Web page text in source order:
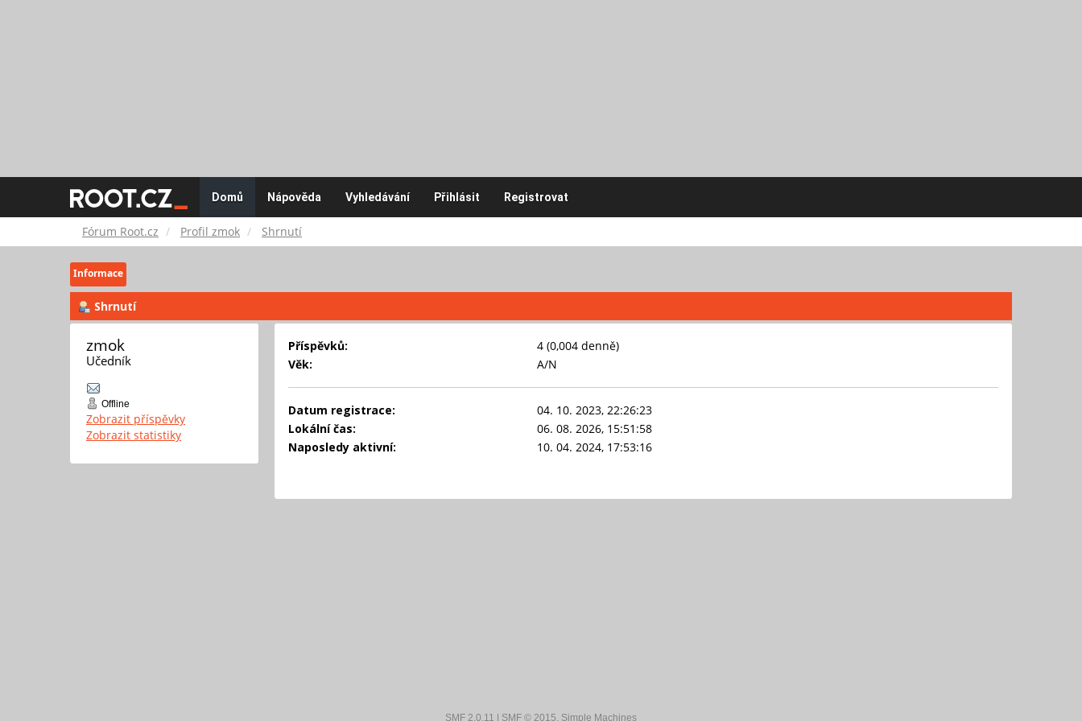
Fórum
Root.cz
Domů Nápověda Vyhledávání Přihlásit Registrovat
Fórum Root.cz Profil zmok Shrnutí
Informace
Shrnutí
zmok
Učedník
Offline
Zobrazit příspěvky
Zobrazit statistiky
Příspěvků:
4 (0,004 denně)
Věk:
A/N
Datum registrace:
04. 10. 2023, 22:26:23
Lokální čas:
06. 08. 2026, 15:51:58
Naposledy aktivní:
10. 04. 2024, 17:53:16
SMF 2.0.11 | SMF © 2015 Simple Machines